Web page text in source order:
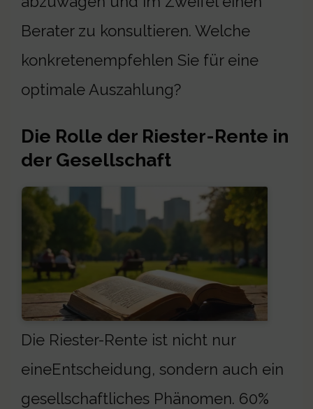
Berater zu konsultieren. Welche
konkretenempfehlen Sie für eine
optimale Auszahlung?
Die Rolle der Riester-Rente in
der Gesellschaft
Die Riester-Rente ist nicht nur
eineEntscheidung, sondern auch ein
gesellschaftliches Phänomen. 60%